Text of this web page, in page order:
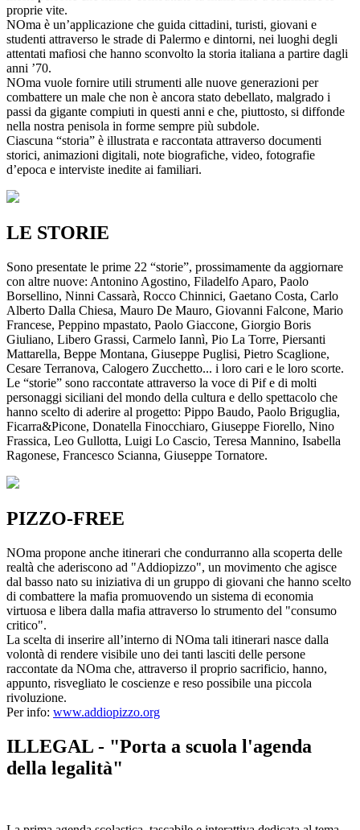
proprie vite.
NOma è un’applicazione che guida cittadini, turisti, giovani e
studenti attraverso le strade di Palermo e dintorni, nei luoghi degli
attentati mafiosi che hanno sconvolto la storia italiana a partire dagli
anni ’70.
NOma vuole fornire utili strumenti alle nuove generazioni per
combattere un male che non è ancora stato debellato, malgrado i
passi da gigante compiuti in questi anni e che, piuttosto, si diffonde
nella nostra penisola in forme sempre più subdole.
Ciascuna “storia” è illustrata e raccontata attraverso documenti
storici, animazioni digitali, note biografiche, video, fotografie
d’epoca e interviste inedite ai familiari.
LE STORIE
Sono presentate le prime 22 “storie”, prossimamente da aggiornare
con altre nuove: Antonino Agostino, Filadelfo Aparo, Paolo
Borsellino, Ninni Cassarà, Rocco Chinnici, Gaetano Costa, Carlo
Alberto Dalla Chiesa, Mauro De Mauro, Giovanni Falcone, Mario
Francese, Peppino mpastato, Paolo Giaccone, Giorgio Boris
Giuliano, Libero Grassi, Carmelo Iannì, Pio La Torre, Piersanti
Mattarella, Beppe Montana, Giuseppe Puglisi, Pietro Scaglione,
Cesare Terranova, Calogero Zucchetto... i loro cari e le loro scorte.
Le “storie” sono raccontate attraverso la voce di Pif e di molti
personaggi siciliani del mondo della cultura e dello spettacolo che
hanno scelto di aderire al progetto: Pippo Baudo, Paolo Briguglia,
Ficarra&Picone, Donatella Finocchiaro, Giuseppe Fiorello, Nino
Frassica, Leo Gullotta, Luigi Lo Cascio, Teresa Mannino, Isabella
Ragonese, Francesco Scianna, Giuseppe Tornatore.
PIZZO-FREE
NOma propone anche itinerari che condurranno alla scoperta delle
realtà che aderiscono ad "Addiopizzo", un movimento che agisce
dal basso nato su iniziativa di un gruppo di giovani che hanno scelto
di combattere la mafia promuovendo un sistema di economia
virtuosa e libera dalla mafia attraverso lo strumento del "consumo
critico".
La scelta di inserire all’interno di NOma tali itinerari nasce dalla
volontà di rendere visibile uno dei tanti lasciti delle persone
raccontate da NOma che, attraverso il proprio sacrificio, hanno,
appunto, risvegliato le coscienze e reso possibile una piccola
rivoluzione.
Per info: www.addiopizzo.org
ILLEGAL - "Porta a scuola l'agenda
della legalità"